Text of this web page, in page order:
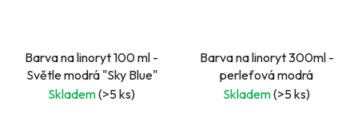
Barva na linoryt 100 ml -
Světle modrá "Sky Blue"
Skladem(>5 ks)
Barva na linoryt 300ml -
perleťová modrá
Skladem(>5 ks)